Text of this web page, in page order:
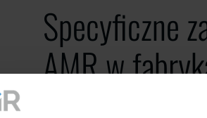
Specyficzne
AMR w